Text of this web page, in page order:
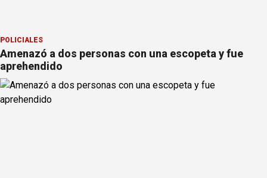
POLICIALES
Amenazó a dos personas con una escopeta y fue
aprehendido